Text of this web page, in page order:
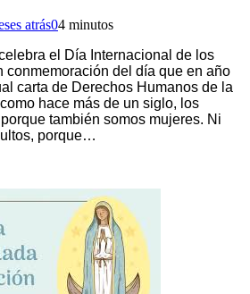
atrás04 minutos
el Día Internacional de los
conmemoración del día que en año
carta de Derechos Humanos de la
hace más de un siglo, los
también somos mujeres. Ni
porque…